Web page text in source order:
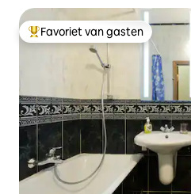
Topfavoriet van gasten
Favoriet van gasten